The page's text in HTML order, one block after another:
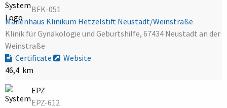
BFK-051
Marienhaus Klinikum Hetzelstift Neustadt/Weinstraße
Klinik für Gynäkologie und Geburtshilfe, 67434 Neustadt an der
Weinstraße
Certificate
Website
46,4 km
EPZ
EPZ-612